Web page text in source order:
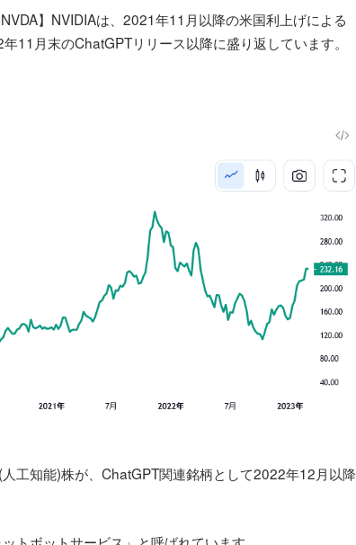
】NVIDIAは、2021年11月以降の米国利上げによる
11月末のChatGPTリリース以降に盛り返しています。
工知能)株が、ChatGPT関連銘柄として2022年12月以降